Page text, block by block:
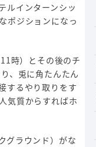
ルインターンシッ
ポジションになっ
時）とその後のチ
、兎に角たんたん
するやり取りをす
気質からすればホ
グラウンド）がな